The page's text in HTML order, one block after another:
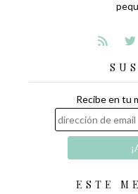
Recibe en tu
ESTE